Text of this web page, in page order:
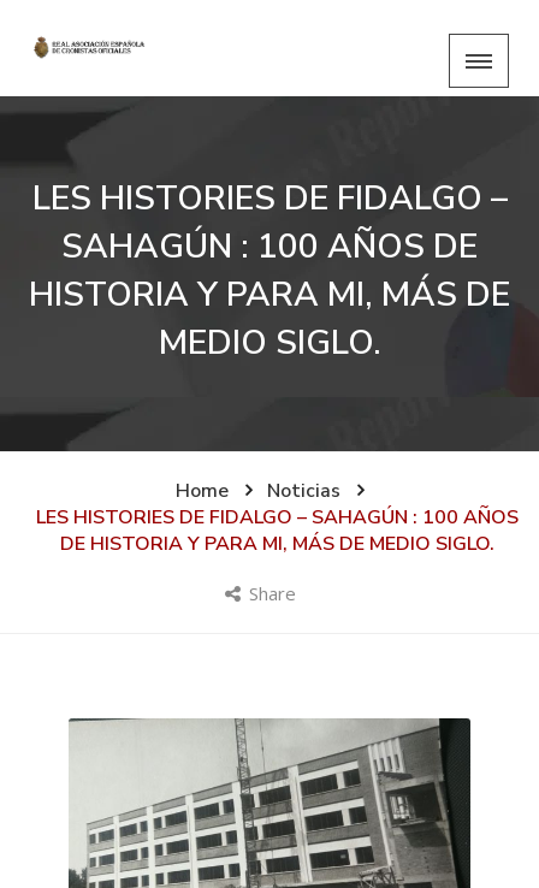
LES HISTORIES DE FIDALGO –
SAHAGÚN : 100 AÑOS DE
HISTORIA Y PARA MI, MÁS DE
MEDIO SIGLO.
Home
Noticias
LES HISTORIES DE FIDALGO – SAHAGÚN : 100 AÑOS
DE HISTORIA Y PARA MI, MÁS DE MEDIO SIGLO.
Share